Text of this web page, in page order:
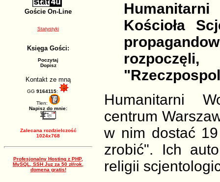
Goście On-Line
Statystyki
Księga Gości:
Poczytaj
Dopisz
Kontakt ze mną
GG 9164115:
Tlen:
Napisz do mnie:
Zalecana rozdzielczość
1024x768
Profesjonalny Hosting z PHP,
MySQL, SSH Juz za 50 zł/rok,
domena gratis!
Kościoła
Humanitarni
centrum
w nim dostać
zrobić". Ich
religii